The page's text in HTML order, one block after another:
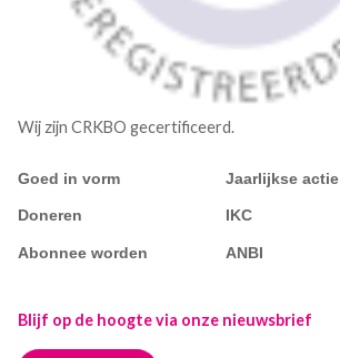
Wij zijn CRKBO gecertificeerd.
Goed in vorm Jaarlijkse actie
Doneren IKC
Abonnee worden ANBI
Blijf op de hoogte via onze nieuwsbrief